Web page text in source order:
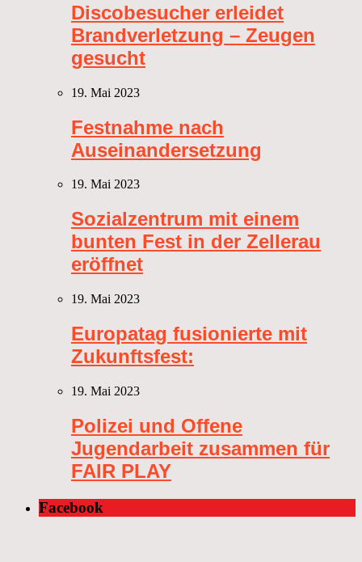
Discobesucher erleidet
Brandverletzung – Zeugen
gesucht
19. Mai 2023
Festnahme nach
Auseinandersetzung
19. Mai 2023
Sozialzentrum mit einem
bunten Fest in der Zellerau
eröffnet
19. Mai 2023
Europatag fusionierte mit
Zukunftsfest:
19. Mai 2023
Polizei und Offene
Jugendarbeit zusammen für
FAIR PLAY
Facebook